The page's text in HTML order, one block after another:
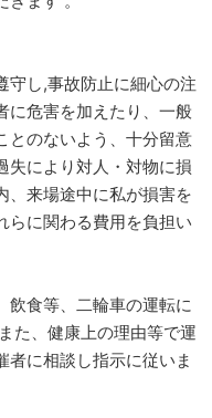
守し,事故防止に細心の注
に危害を加えたり、一般
とのないよう、十分留意
失により対人・対物に損
、来場途中に私が損害を
らに関わる費用を負担い
飲食等、二輪車の運転に
た、健康上の理由等で運
者に相談し指示に従いま